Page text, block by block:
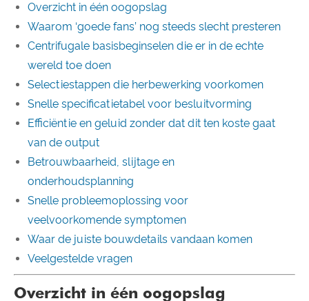
Overzicht in één oogopslag
Waarom ‘goede fans’ nog steeds slecht presteren
Centrifugale basisbeginselen die er in de echte
wereld toe doen
Selectiestappen die herbewerking voorkomen
Snelle specificatietabel voor besluitvorming
Efficiëntie en geluid zonder dat dit ten koste gaat
van de output
Betrouwbaarheid, slijtage en
onderhoudsplanning
Snelle probleemoplossing voor
veelvoorkomende symptomen
Waar de juiste bouwdetails vandaan komen
Veelgestelde vragen
Overzicht in één oogopslag